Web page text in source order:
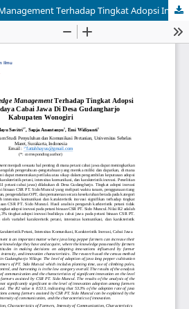
Pengaruh Knowledge Management Terhadap Tingkat Adopsi Inovasi Budidaya Cabai Jawa Di Desa Gudangharjo Kabupaten Wonogiri